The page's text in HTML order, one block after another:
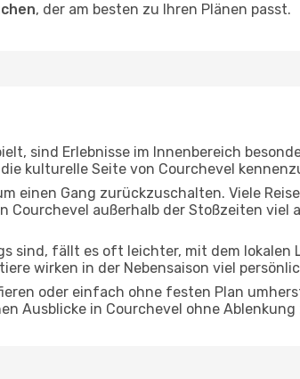
, der am besten zu Ihren Plänen passt.
sind Erlebnisse im Innenbereich
kulturelle Seite von Courchevel
einen Gang zurückzuschalten. Viele
Courchevel außerhalb der Stoßzeiten viel
sind, fällt es oft leichter, mit dem lokalen
wirken in der Nebensaison viel
oder einfach ohne festen Plan
Ausblicke in Courchevel ohne